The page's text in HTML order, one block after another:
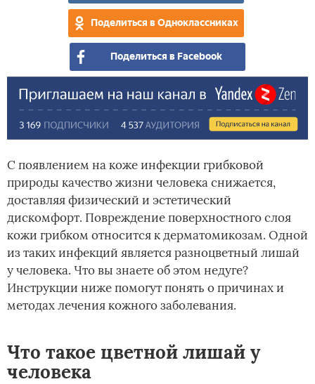
Поделиться в Одноклассниках
Поделиться в Facebook
С появлением на коже инфекции грибковой
природы качество жизни человека снижается,
доставляя физический и эстетический
дискомфорт. Повреждение поверхностного слоя
кожи грибком относится к дерматомикозам. Одной
из таких инфекций является разноцветный лишай
у человека. Что вы знаете об этом недуге?
Инструкции ниже помогут понять о причинах и
методах лечения кожного заболевания.
Что такое цветной лишай у
человека